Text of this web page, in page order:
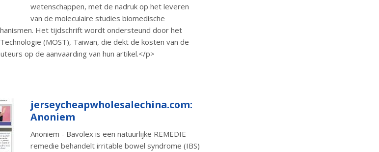
wetenschappen, met de nadruk op het leveren
van de moleculaire studies biomedische
Het tijdschrift wordt ondersteund door het
(MOST), Taiwan, die dekt de kosten van de
op de aanvaarding van hun artikel.</p>
jerseycheapwholesalechina.com:
Anoniem
Anoniem - Bavolex is een natuurlijke REMEDIE
remedie behandelt irritable bowel syndrome (IBS)